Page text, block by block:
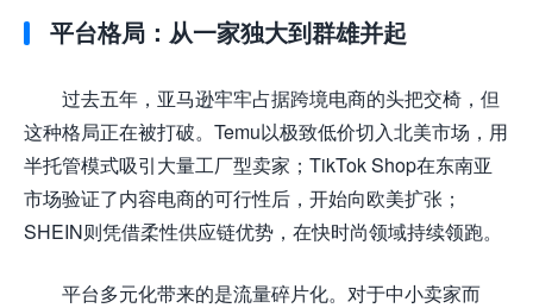
平台格局：从一家独大到群雄并起
过去五年，亚马逊牢牢占据跨境电商的头把交椅，但
这种格局正在被打破。Temu以极致低价切入北美市场，用
半托管模式吸引大量工厂型卖家；TikTok Shop在东南亚
市场验证了内容电商的可行性后，开始向欧美扩张；
SHEIN则凭借柔性供应链优势，在快时尚领域持续领跑。
平台多元化带来的是流量碎片化。对于中小卖家而